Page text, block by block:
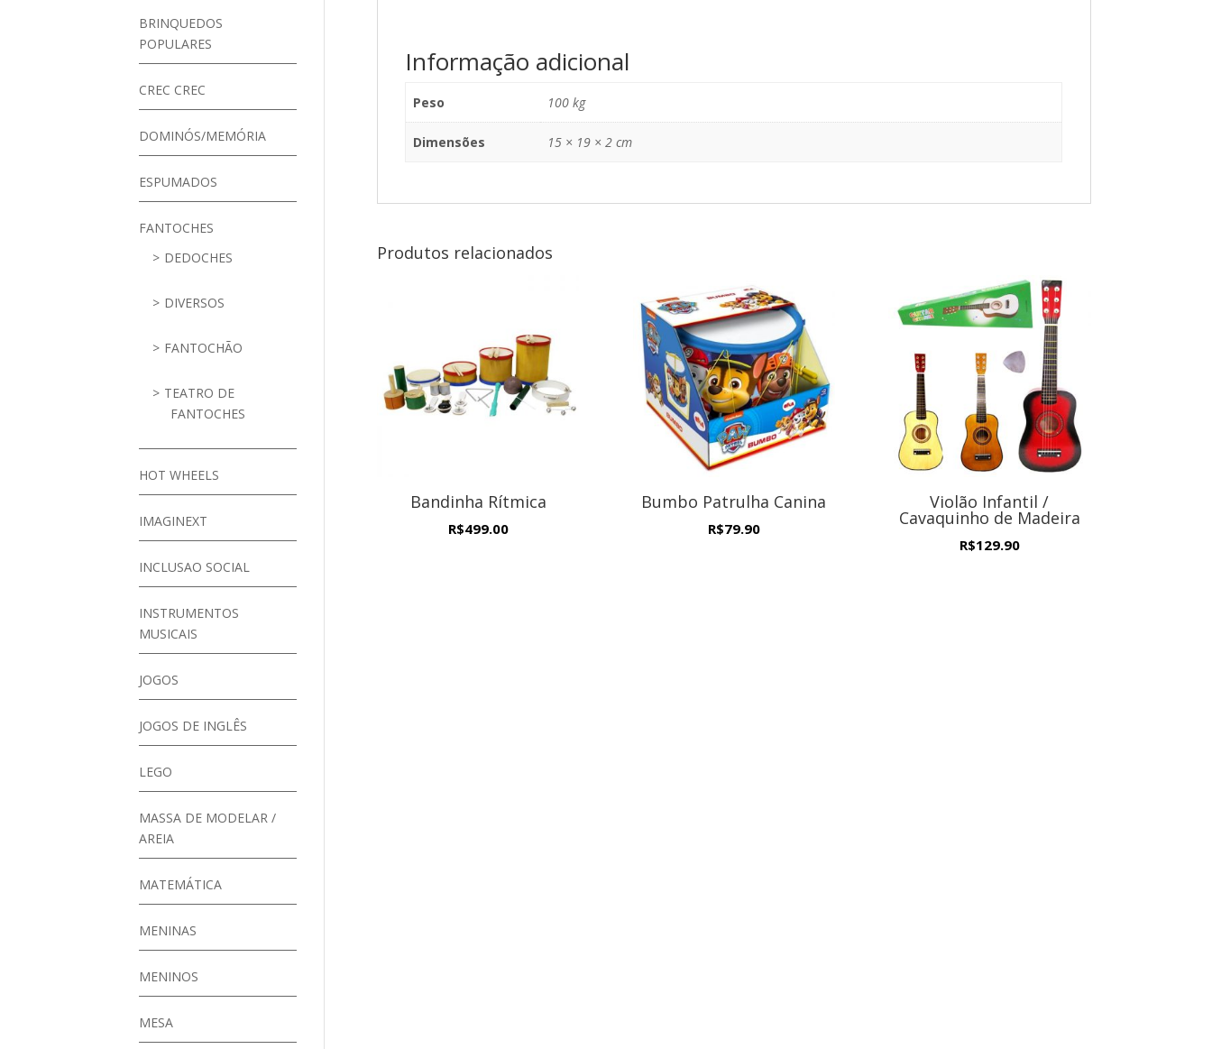
Informação adicional
Peso 100 kg
Dimensões 15 × 19 × 2 cm
Produtos relacionados
Bandinha Rítmica
R$499.00
Bumbo Patrulha Canina
R$79.90
Violão Infantil /
Cavaquinho de Madeira
R$129.90
BRINQUEDOS
POPULARES
CREC CREC
DOMINÓS/MEMÓRIA
ESPUMADOS
FANTOCHES
DEDOCHES
DIVERSOS
FANTOCHÃO
TEATRO DE
FANTOCHES
HOT WHEELS
IMAGINEXT
INCLUSAO SOCIAL
INSTRUMENTOS
MUSICAIS
JOGOS
JOGOS DE INGLÊS
LEGO
MASSA DE MODELAR /
AREIA
MATEMÁTICA
MENINAS
MENINOS
MESA